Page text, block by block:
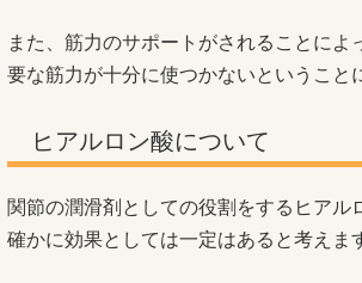
また、筋力のサポートがされることによ
要な筋力が十分に使つかないということ
ヒアルロン酸について
関節の潤滑剤としての役割をするヒアル
確かに効果としては一定はあると考えま